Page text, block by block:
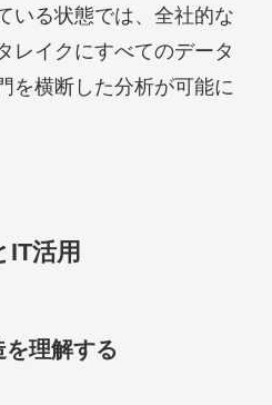
いる状態では、全社的な
レイクにすべてのデータ
を横断した分析が可能に
IT活用
理解する